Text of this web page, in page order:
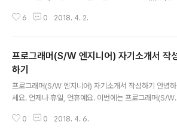
어지고 난 후에 미국의 미즐리는 납을 휘발유에 첨가하면
로 많은 이들이 납증독으로 사회문제가 되었습니다. 지금
유연 휘발유는 사용을 금지하고 있어 대부분 무연 휘발유
987년 7월부터 무연 휘발유를 판매하기 시작하였고
발유의 판매를 금지시켰습..
6 0 2018. 4. 2.
프로그래머(S/W 엔지니어) 자기소개서 작
하기
프로그래머(S/W 엔지니어) 자기소개서 작성하기 안녕하
세요. 언제나 휴일, 언휴예요. 이번에는 프로그래머(S/W
지니어를 뽑는 곳에서는 엔지니어가 어떠한 직무 능력을
0 0 2018. 4. 6.